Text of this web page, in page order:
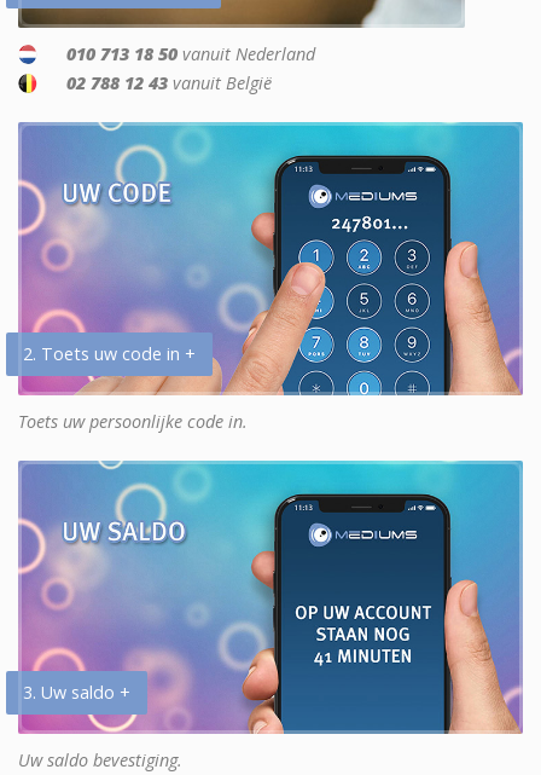
010 713 18 50 vanuit Nederland
02 788 12 43 vanuit België
2. Toets uw code in +
Toets uw persoonlijke code in.
3. Uw saldo +
Uw saldo bevestiging.